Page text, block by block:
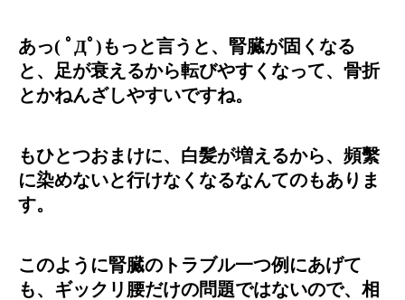
あっ( ﾟДﾟ)もっと言うと、腎臓が固くなる
と、足が衰えるから転びやすくなって、骨折
とかねんざしやすいですね。
もひとつおまけに、白髪が増えるから、頻繫
に染めないと行けなくなるなんてのもありま
す。
このように腎臓のトラブル一つ例にあげて
も、ギックリ腰だけの問題ではないので、相